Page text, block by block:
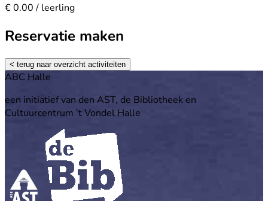
€ 0.00 / leerling
Reservatie maken
< terug naar overzicht activiteiten
Footer
ABC Halle
een initiatief van den AST, de Bibliotheek en
Cultuurcentrum ’t Vondel Halle